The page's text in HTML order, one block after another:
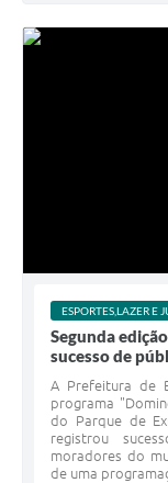
ESPORTES,LAZER E
Segunda
sucesso de
A Prefeitura de
programa
do Parque de
registrou
moradores do
de uma